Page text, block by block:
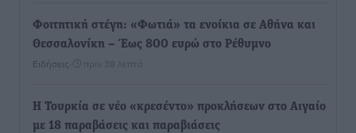
Φοιτητική στέγη: «Φωτιά» τα ενοίκια σε Αθήνα και
Θεσσαλονίκη – Έως 800 ευρώ στο Ρέθυμνο
Ειδήσεις πριν 38 λεπτά
Η Τουρκία σε νέο «κρεσέντο» προκλήσεων στο Αιγαίο
με 18 παραβάσεις και παραβιάσεις